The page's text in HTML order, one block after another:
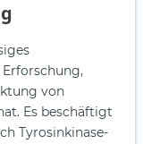
von
Es beschäftigt
Tyrosinkinase-